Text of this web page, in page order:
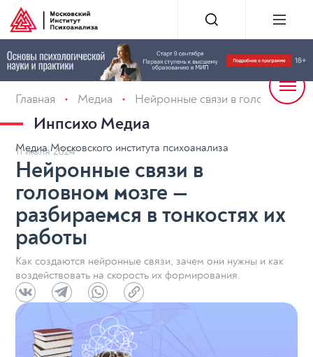
Главная Медиа Нейронные связи в головном
Инпсихо Медиа
Медиа Московского института психоанализа
11 июля 2024
Нейронные связи в
головном мозге —
разбираемся в тонкостях их
работы
Как создаются нейронные связи, зачем они нужны и как
воздействовать на скорость их формирования.